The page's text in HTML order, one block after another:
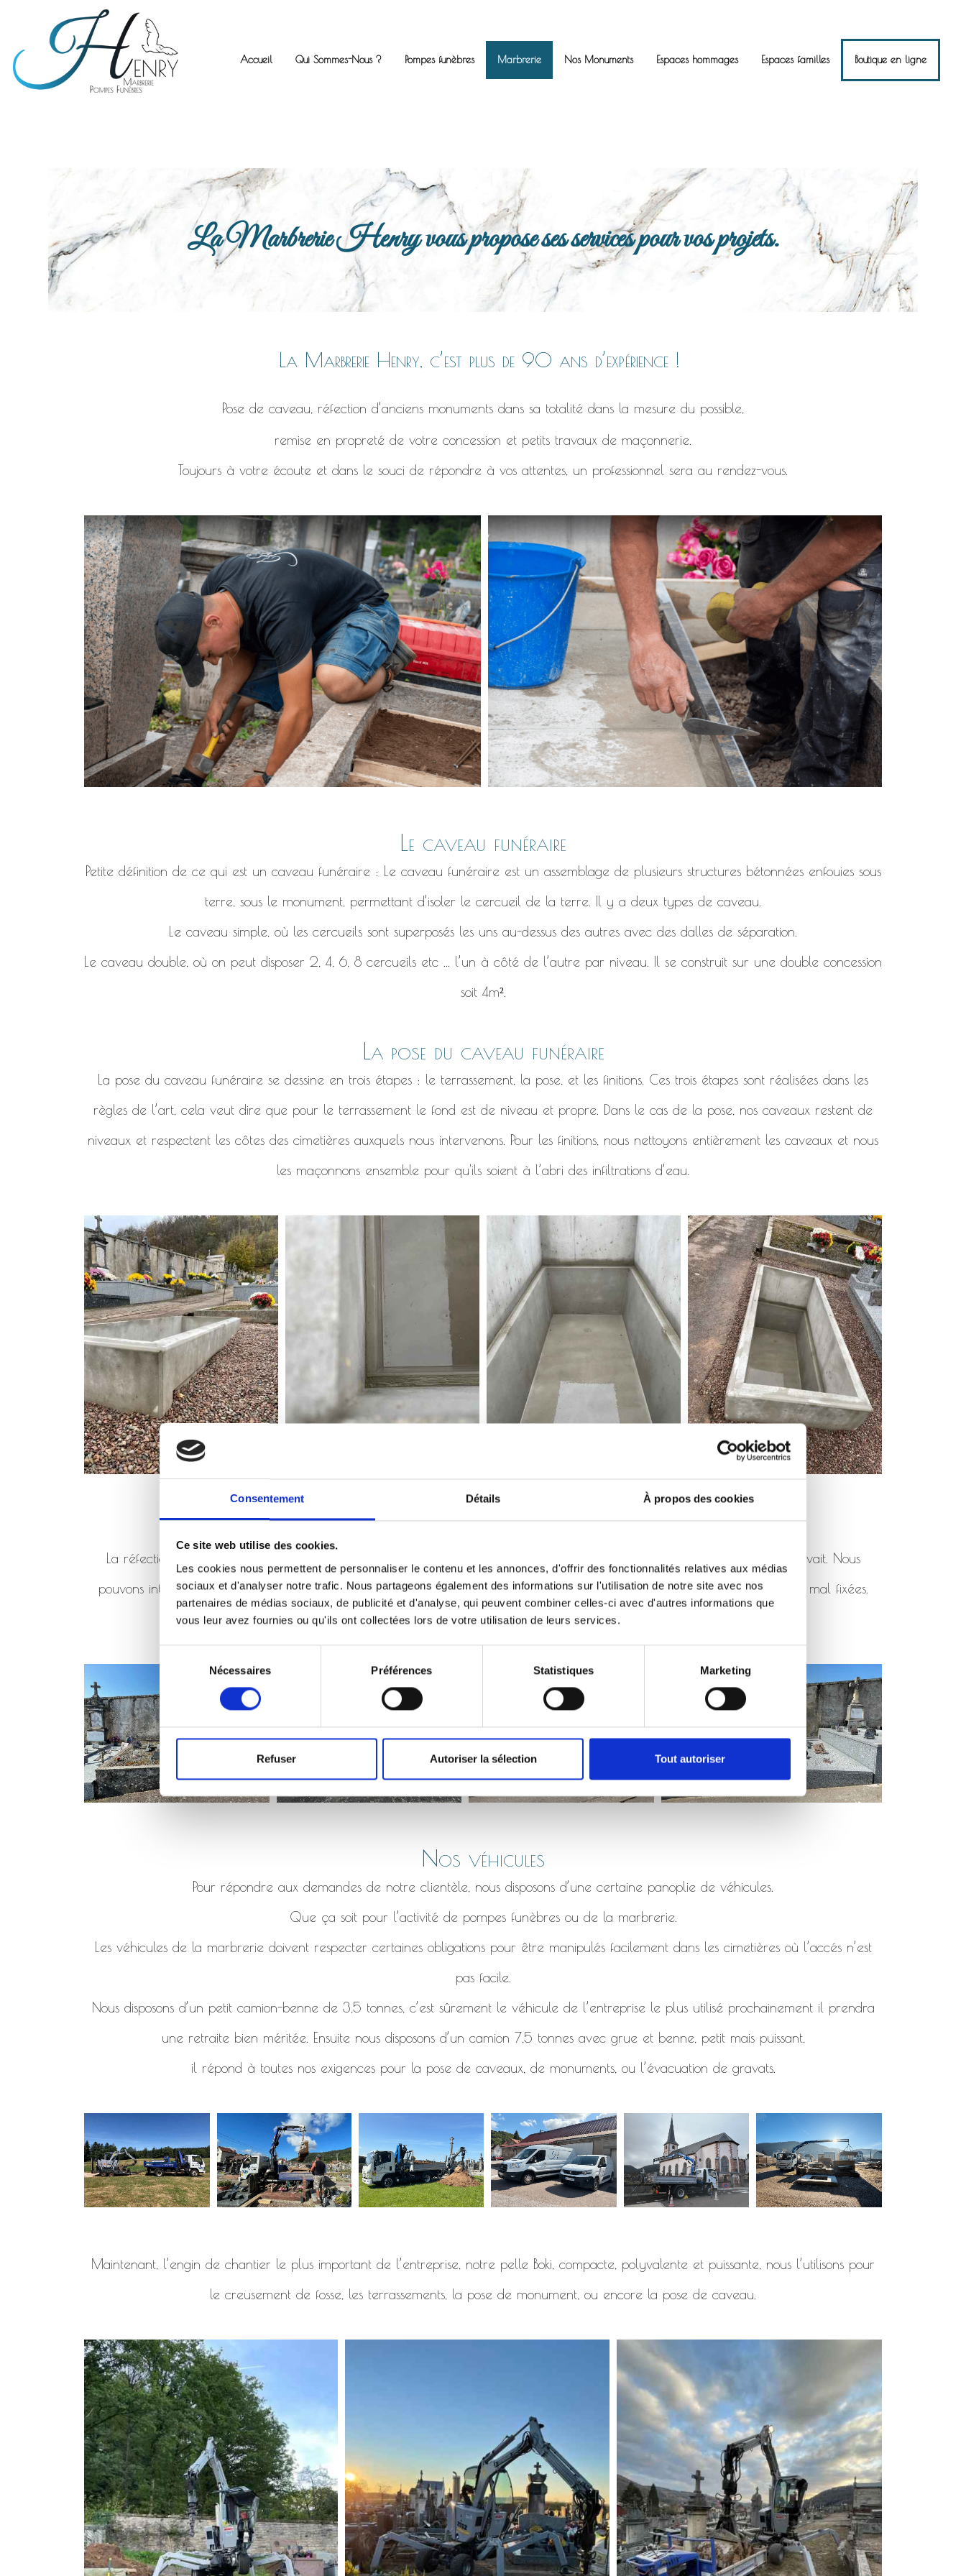
Consentement Détails À propos des cookies
Ce site web utilise des cookies.
Les cookies nous permettent de personnaliser le contenu et les annonces, d'offrir des fonctionnalités relatives aux médias
sociaux et d'analyser notre trafic. Nous partageons également des informations sur l'utilisation de notre site avec nos
partenaires de médias sociaux, de publicité et d'analyse, qui peuvent combiner celles-ci avec d'autres informations que
vous leur avez fournies ou qu'ils ont collectées lors de votre utilisation de leurs services.
consentement
Nécessaires Préférences Statistiques Marketing
Refuser Autoriser la sélection Tout autoriser
Accueil Qui Sommes-Nous ? Pompes funèbres Marbrerie Nos Monuments Espaces hommages Espaces familles Boutique en ligne
La Marbrerie Henry vous propose ses services pour vos projets.
La Marbrerie Henry, c’est plus de 90 ans d’expérience !
Pose de caveau, réfection d’anciens monuments dans sa totalité dans la mesure du possible,
remise en propreté de votre concession et petits travaux de maçonnerie.
Toujours à votre écoute et dans le souci de répondre à vos attentes, un professionnel sera au rendez-vous.
Le caveau funéraire
Petite définition de ce qui est un caveau funéraire : Le caveau funéraire est un assemblage de plusieurs structures bétonnées enfouies sous
terre, sous le monument, permettant d’isoler le cercueil de la terre. Il y a deux types de caveau.
Le caveau simple, où les cercueils sont superposés les uns au-dessus des autres avec des dalles de séparation.
Le caveau double, où on peut disposer 2, 4, 6, 8 cercueils etc ... l’un à côté de l’autre par niveau. Il se construit sur une double concession
soit 4m².
La pose du caveau funéraire
La pose du caveau funéraire se dessine en trois étapes : le terrassement, la pose, et les finitions. Ces trois étapes sont réalisées dans les
règles de l’art, cela veut dire que pour le terrassement le fond est de niveau et propre. Dans le cas de la pose, nos caveaux restent de
niveaux et respectent les côtes des cimetières auxquels nous intervenons. Pour les finitions, nous nettoyons entièrement les caveaux et nous
les maçonnons ensemble pour qu'ils soient à l’abri des infiltrations d’eau.
Réfection de monuments
La réfection de monument consiste à remettre au goût du jour un monument qui parfois n’a pas été posé comme il se devait. Nous
pouvons intervenir en réfection de monument pour un très grand nombre de demandes. Plaques de rhabillages cassées ou mal fixées.
Monument qui s’affaisse, bordure en béton fissuré etc.
Nos véhicules
Pour répondre aux demandes de notre clientèle, nous disposons d’une certaine panoplie de véhicules.
Que ça soit pour l’activité de pompes funèbres ou de la marbrerie.
Les véhicules de la marbrerie doivent respecter certaines obligations pour être manipulés facilement dans les cimetières où l’accés n’est
pas facile.
Nous disposons d’un petit camion-benne de 3,5 tonnes, c’est sûrement le véhicule de l’entreprise le plus utilisé prochainement il prendra
une retraite bien méritée. Ensuite nous disposons d’un camion 7,5 tonnes avec grue et benne, petit mais puissant,
il répond à toutes nos exigences pour la pose de caveaux, de monuments, ou l’évacuation de gravats.
Maintenant, l’engin de chantier le plus important de l’entreprise, notre pelle Boki, compacte, polyvalente et puissante, nous l’utilisons pour
le creusement de fosse, les terrassements, la pose de monument, ou encore la pose de caveau.